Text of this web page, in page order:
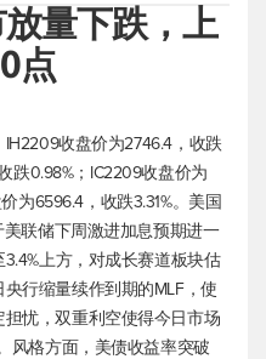
量下跌，上
点
IH2209收盘价为2746.4，收跌
跌0.98%；IC2209收盘价为
为6596.4，收跌3.31%。美国
联储下周激进加息预期进一
上方，对成长赛道板块估
行缩量续作到期的MLF，使
忧，双重利空使得今日市场
风格方面，美债收益率突破